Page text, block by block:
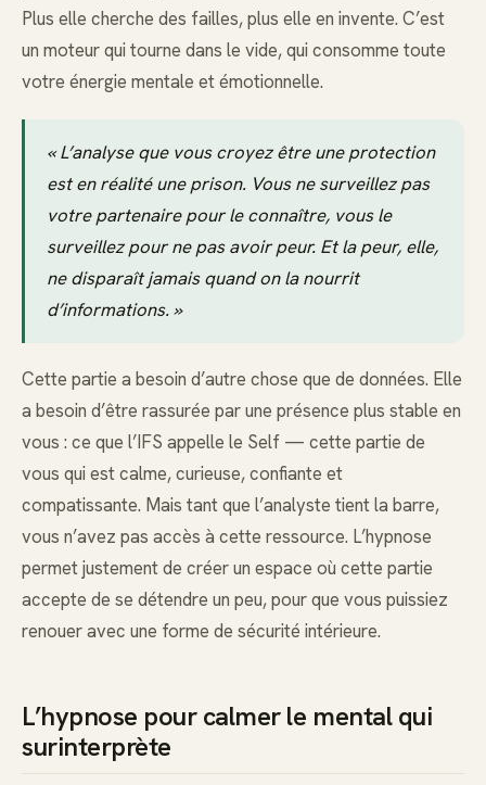
Plus elle cherche des failles, plus elle en invente. C’est
un moteur qui tourne dans le vide, qui consomme toute
votre énergie mentale et émotionnelle.
« L’analyse que vous croyez être une protection
est en réalité une prison. Vous ne surveillez pas
votre partenaire pour le connaître, vous le
surveillez pour ne pas avoir peur. Et la peur, elle,
ne disparaît jamais quand on la nourrit
d’informations. »
Cette partie a besoin d’autre chose que de données. Elle
a besoin d’être rassurée par une présence plus stable en
vous : ce que l’IFS appelle le Self — cette partie de
vous qui est calme, curieuse, confiante et
compatissante. Mais tant que l’analyste tient la barre,
vous n’avez pas accès à cette ressource. L’hypnose
permet justement de créer un espace où cette partie
accepte de se détendre un peu, pour que vous puissiez
renouer avec une forme de sécurité intérieure.
L’hypnose pour calmer le mental qui
surinterprète